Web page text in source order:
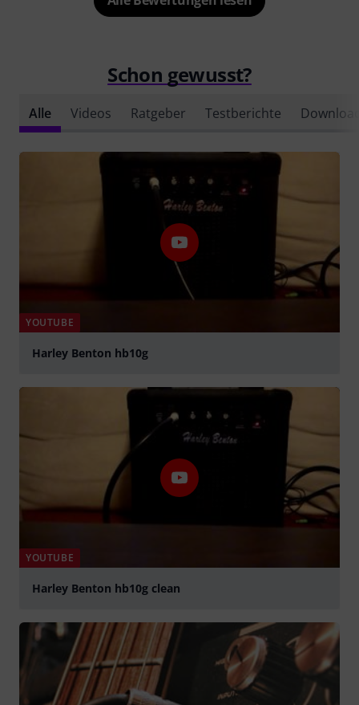
Schon gewusst?
Alle Videos Ratgeber Testberichte
YOUTUBE
Harley Benton hb10g
YOUTUBE
Harley Benton hb10g clean